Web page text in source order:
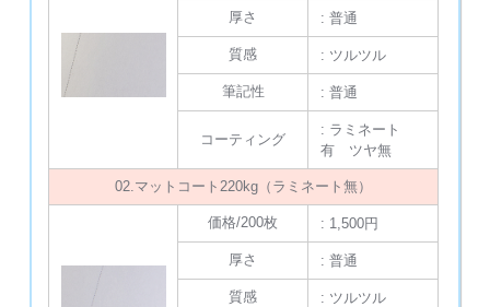
厚さ : 普通
質感 : ツルツル
筆記性 : 普通
コーティング
: ラミネート
有 ツヤ無
02.マットコート220kg（ラミネート無）
価格/200枚 : 1,500円
厚さ : 普通
質感 : ツルツル